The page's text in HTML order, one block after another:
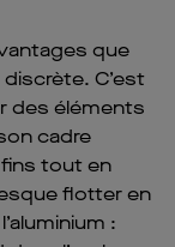
que
C’est
des éléments
cadre
tout en
flotter en
: